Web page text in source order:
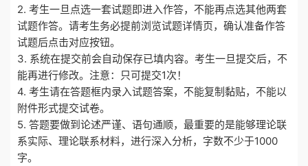
2. 考生一旦点选一套试题即进入作答，不能再点选其他两套
试题作答。请考生务必提前浏览试题详情页，确认准备作答
试题后点击对应按钮。
3. 系统在提交前会自动保存已填内容。考生一旦提交后，不
能再进行修改。注意：只可提交1次！
4. 考生请在答题框内录入试题答案，不能复制黏贴，不能以
附件形式提交试卷。
5. 答题要做到论述严谨、语句通顺，最重要的是能够理论联
系实际、理论联系材料，进行深入分析，字数不少于1000
字。